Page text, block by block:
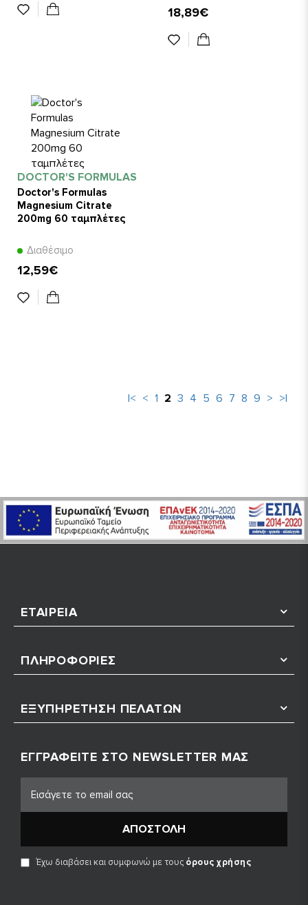
18,89€
DOCTOR'S FORMULAS
Doctor's Formulas
Magnesium Citrate
200mg 60 ταμπλέτες
Διαθέσιμο
12,59€
|< < 1 2 3 4 5 6 7 8 9 > >|
ΕΤΑΙΡΕΊΑ
ΠΛΗΡΟΦΟΡΊΕΣ
ΕΞΥΠΗΡΈΤΗΣΗ ΠΕΛΑΤΏΝ
ΕΓΓΡΑΦΕΊΤΕ ΣΤΟ NEWSLETTER ΜΑΣ
ΑΠΟΣΤΟΛΉ
Έχω διαβάσει και συμφωνώ με τους όρους χρήσης